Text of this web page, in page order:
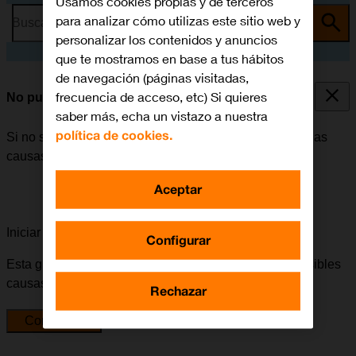
Busca por problema o tema
No puedo enviar ni recibir SMS
Si no se puede enviar ni recibir SMS, puede haber varias
causas posibles al problema.
Iniciar la guía para solucionar tu problema
Esta guía te va a conducir a través de una serie de posibles
causas y soluciones al problema.
Comenzar
para analizar cómo utilizas este sitio web y
personalizar los contenidos y anuncios
que te mostramos en base a tus hábitos
de navegación (páginas visitadas,
frecuencia de acceso, etc) Si quieres
saber más, echa un vistazo a nuestra
política de cookies.
Configurar
Rechazar
Aceptar